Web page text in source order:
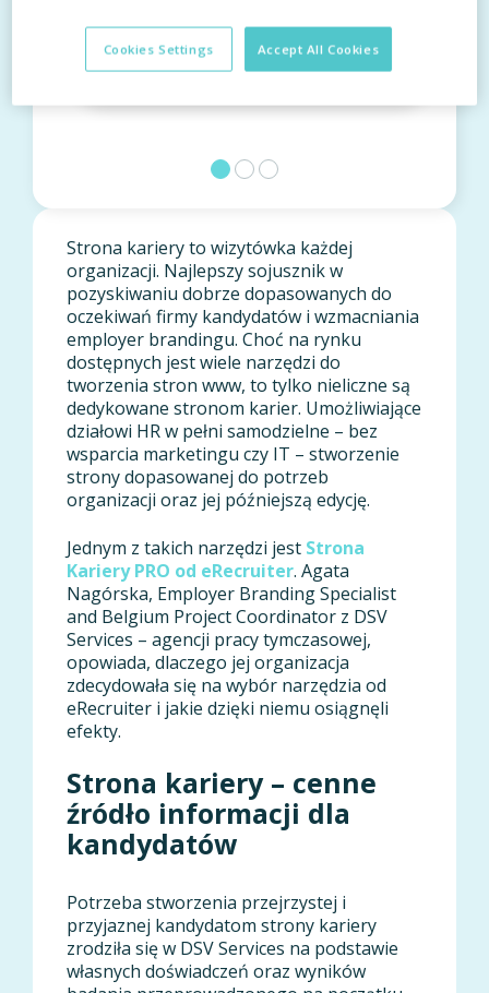
Przemysł: Usługi
Strona kariery to wizytówka każdej
organizacji. Najlepszy sojusznik w
pozyskiwaniu dobrze dopasowanych do
oczekiwań firmy kandydatów i wzmacniania
employer brandingu. Choć na rynku
dostępnych jest wiele narzędzi do
tworzenia stron www, to tylko nieliczne są
dedykowane stronom karier. Umożliwiające
działowi HR w pełni samodzielne – bez
wsparcia marketingu czy IT – stworzenie
strony dopasowanej do potrzeb
organizacji oraz jej późniejszą edycję.
Jednym z takich narzędzi jest Strona
Kariery PRO od eRecruiter. Agata
Nagórska, Employer Branding Specialist
and Belgium Project Coordinator z DSV
Services – agencji pracy tymczasowej,
opowiada, dlaczego jej organizacja
zdecydowała się na wybór narzędzia od
eRecruiter i jakie dzięki niemu osiągnęli
efekty.
Strona kariery – cenne
źródło informacji dla
kandydatów
Potrzeba stworzenia przejrzystej i
przyjaznej kandydatom strony kariery
zrodziła się w DSV Services na podstawie
własnych doświadczeń oraz wyników
Accept All Cookies
Cookies Settings